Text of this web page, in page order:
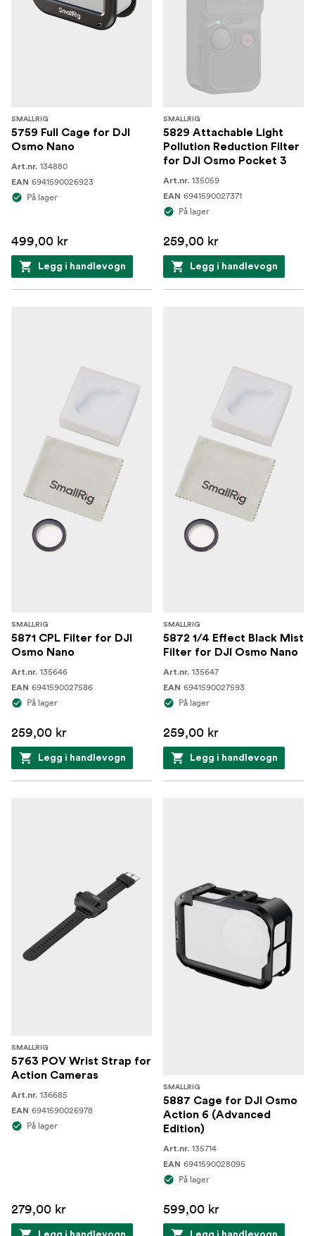
SMALLRIG
5759 Full Cage for DJI
Osmo Nano
Art.nr. 134880
EAN 6941590026923
På lager
499,00 kr
Legg i handlevogn
SMALLRIG
5829 Attachable Light
Pollution Reduction Filter
for DJI Osmo Pocket 3
Art.nr. 135059
EAN 6941590027371
På lager
259,00 kr
Legg i handlevogn
SMALLRIG
5871 CPL Filter for DJI
Osmo Nano
Art.nr. 135646
EAN 6941590027586
På lager
259,00 kr
Legg i handlevogn
SMALLRIG
5872 1/4 Effect Black Mist
Filter for DJI Osmo Nano
Art.nr. 135647
EAN 6941590027593
På lager
259,00 kr
Legg i handlevogn
SMALLRIG
5763 POV Wrist Strap for
Action Cameras
Art.nr. 136685
EAN 6941590026978
På lager
279,00 kr
SMALLRIG
5887 Cage for DJI Osmo
Action 6 (Advanced
Edition)
Art.nr. 135714
EAN 6941590028095
På lager
599,00 kr